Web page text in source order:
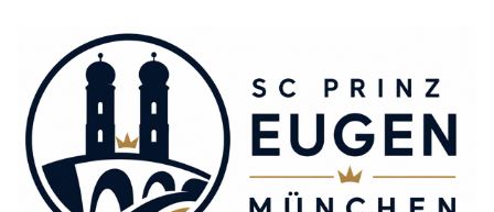
springen